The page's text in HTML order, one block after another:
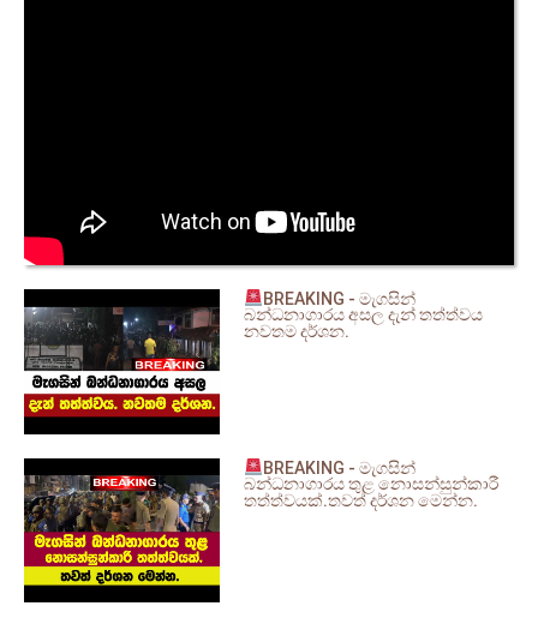
BREAKING - මැගසින්
බන්ධනාගාරය අසල දැන් තත්ත්වය
නවතම දර්ශන.
BREAKING - මැගසින්
බන්ධනාගාරය තුළ නොසන්සුන්කාරී
තත්ත්වයක්.තවත් දර්ශන මෙන්න.